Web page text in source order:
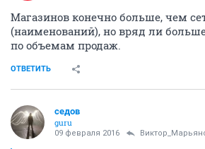
Магазинов конечно больше, чем
(наименований), но вряд ли
по объемам продаж.
ОТВЕТИТЬ
седов
guru
09 февраля 2016